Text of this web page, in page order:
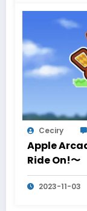
Ceciry
Apple
Ride On!〜
2023-11-03